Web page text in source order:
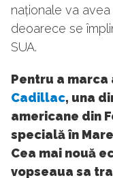
naționale va
deoarece se
SUA.
Pentru a marca
Cadillac, una
americane din
specială în
Cea mai nouă
vopseaua sa